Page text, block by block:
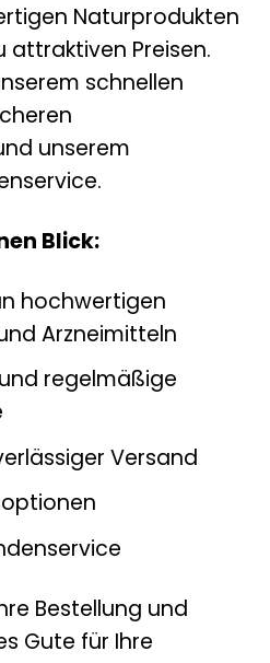
Naturprodukten
attraktiven Preisen.
schnellen
unserem
Blick:
hochwertigen
Arzneimitteln
regelmäßige
Versand
Bestellung und
Gute für Ihre